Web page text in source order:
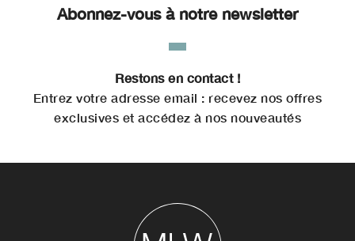
Abonnez-vous à notre newsletter
Restons en contact !
Entrez votre adresse email : recevez nos offres
exclusives et accédez à nos nouveautés